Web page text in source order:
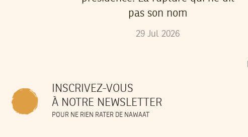
pas son nom
29 Jul 2026
INSCRIVEZ-VOUS
À NOTRE NEWSLETTER
POUR NE RIEN RATER DE NAWAAT